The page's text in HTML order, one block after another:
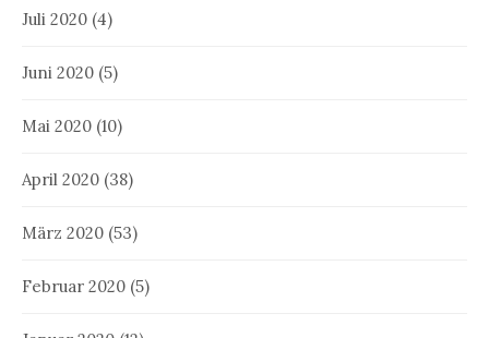
Juli 2020 (4)
Juni 2020 (5)
Mai 2020 (10)
April 2020 (38)
März 2020 (53)
Februar 2020 (5)